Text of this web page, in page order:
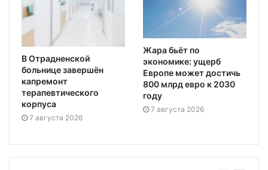
В Отрадненской
больнице завершён
капремонт
терапевтического
корпуса
7 августа 2026
Жара бьёт по
экономике: ущерб
Европе может достичь
800 млрд евро к 2030
году
7 августа 2026